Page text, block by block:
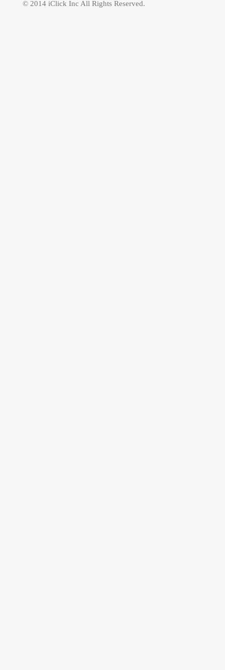
© 2014 iClick Inc All Rights Reserved.